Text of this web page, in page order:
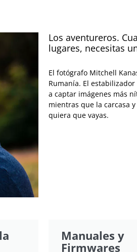
Los aventureros.
lugares, necesitas
El fotógrafo Mitchell
Rumanía. El
a captar imágenes más
mientras que la carcasa
quiera que vayas.
Manuales y
Firmwares